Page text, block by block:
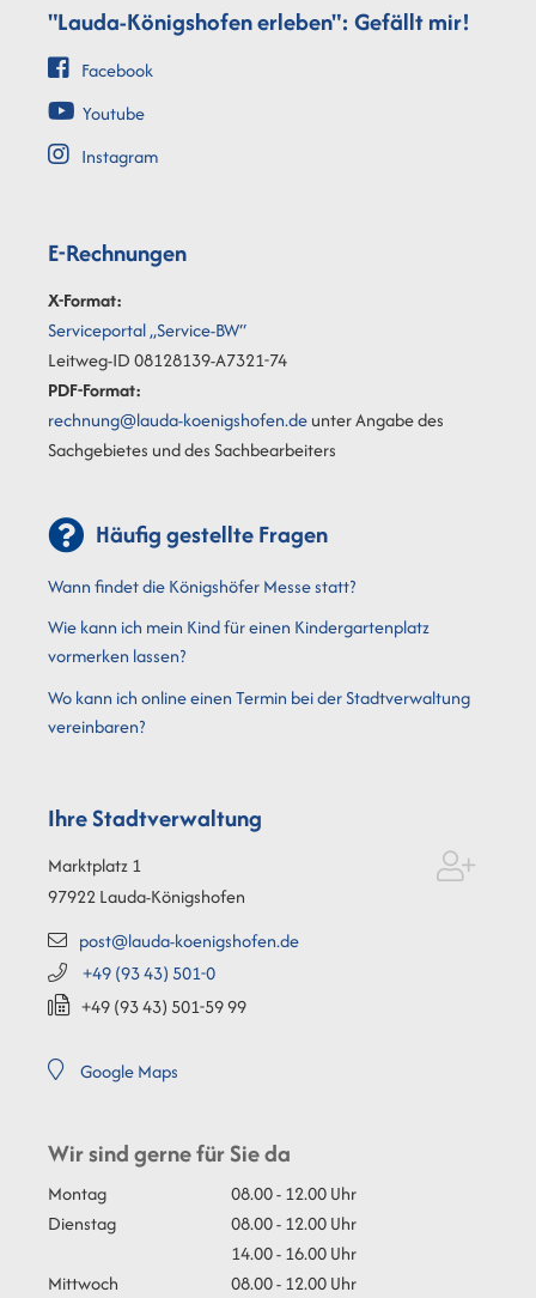
"Lauda-Königshofen erleben": Gefällt mir!
Facebook
Youtube
Instagram
E-Rechnungen
X-Format:
Serviceportal „Service-BW“
Leitweg-ID 08128139-A7321-74
PDF-Format:
rechnung@lauda-koenigshofen.deunter Angabe des
Sachgebietes und des Sachbearbeiters
Häufig gestellte Fragen
Wann findet die Königshöfer Messe statt?
Wie kann ich mein Kind für einen Kindergartenplatz
vormerken lassen?
Wo kann ich online einen Termin bei der Stadtverwaltung
vereinbaren?
Ihre Stadtverwaltung
Marktplatz 1
97922Lauda-Königshofen
post@lauda-koenigshofen.de
+49 (9343) 501-0
+49 (9343) 501-5999
Google Maps
Wir sind gerne für Sie da
Montag
08.00 - 12.00 Uhr
Dienstag
08.00 - 12.00 Uhr
14.00 - 16.00 Uhr
Mittwoch
08.00 - 12.00 Uhr